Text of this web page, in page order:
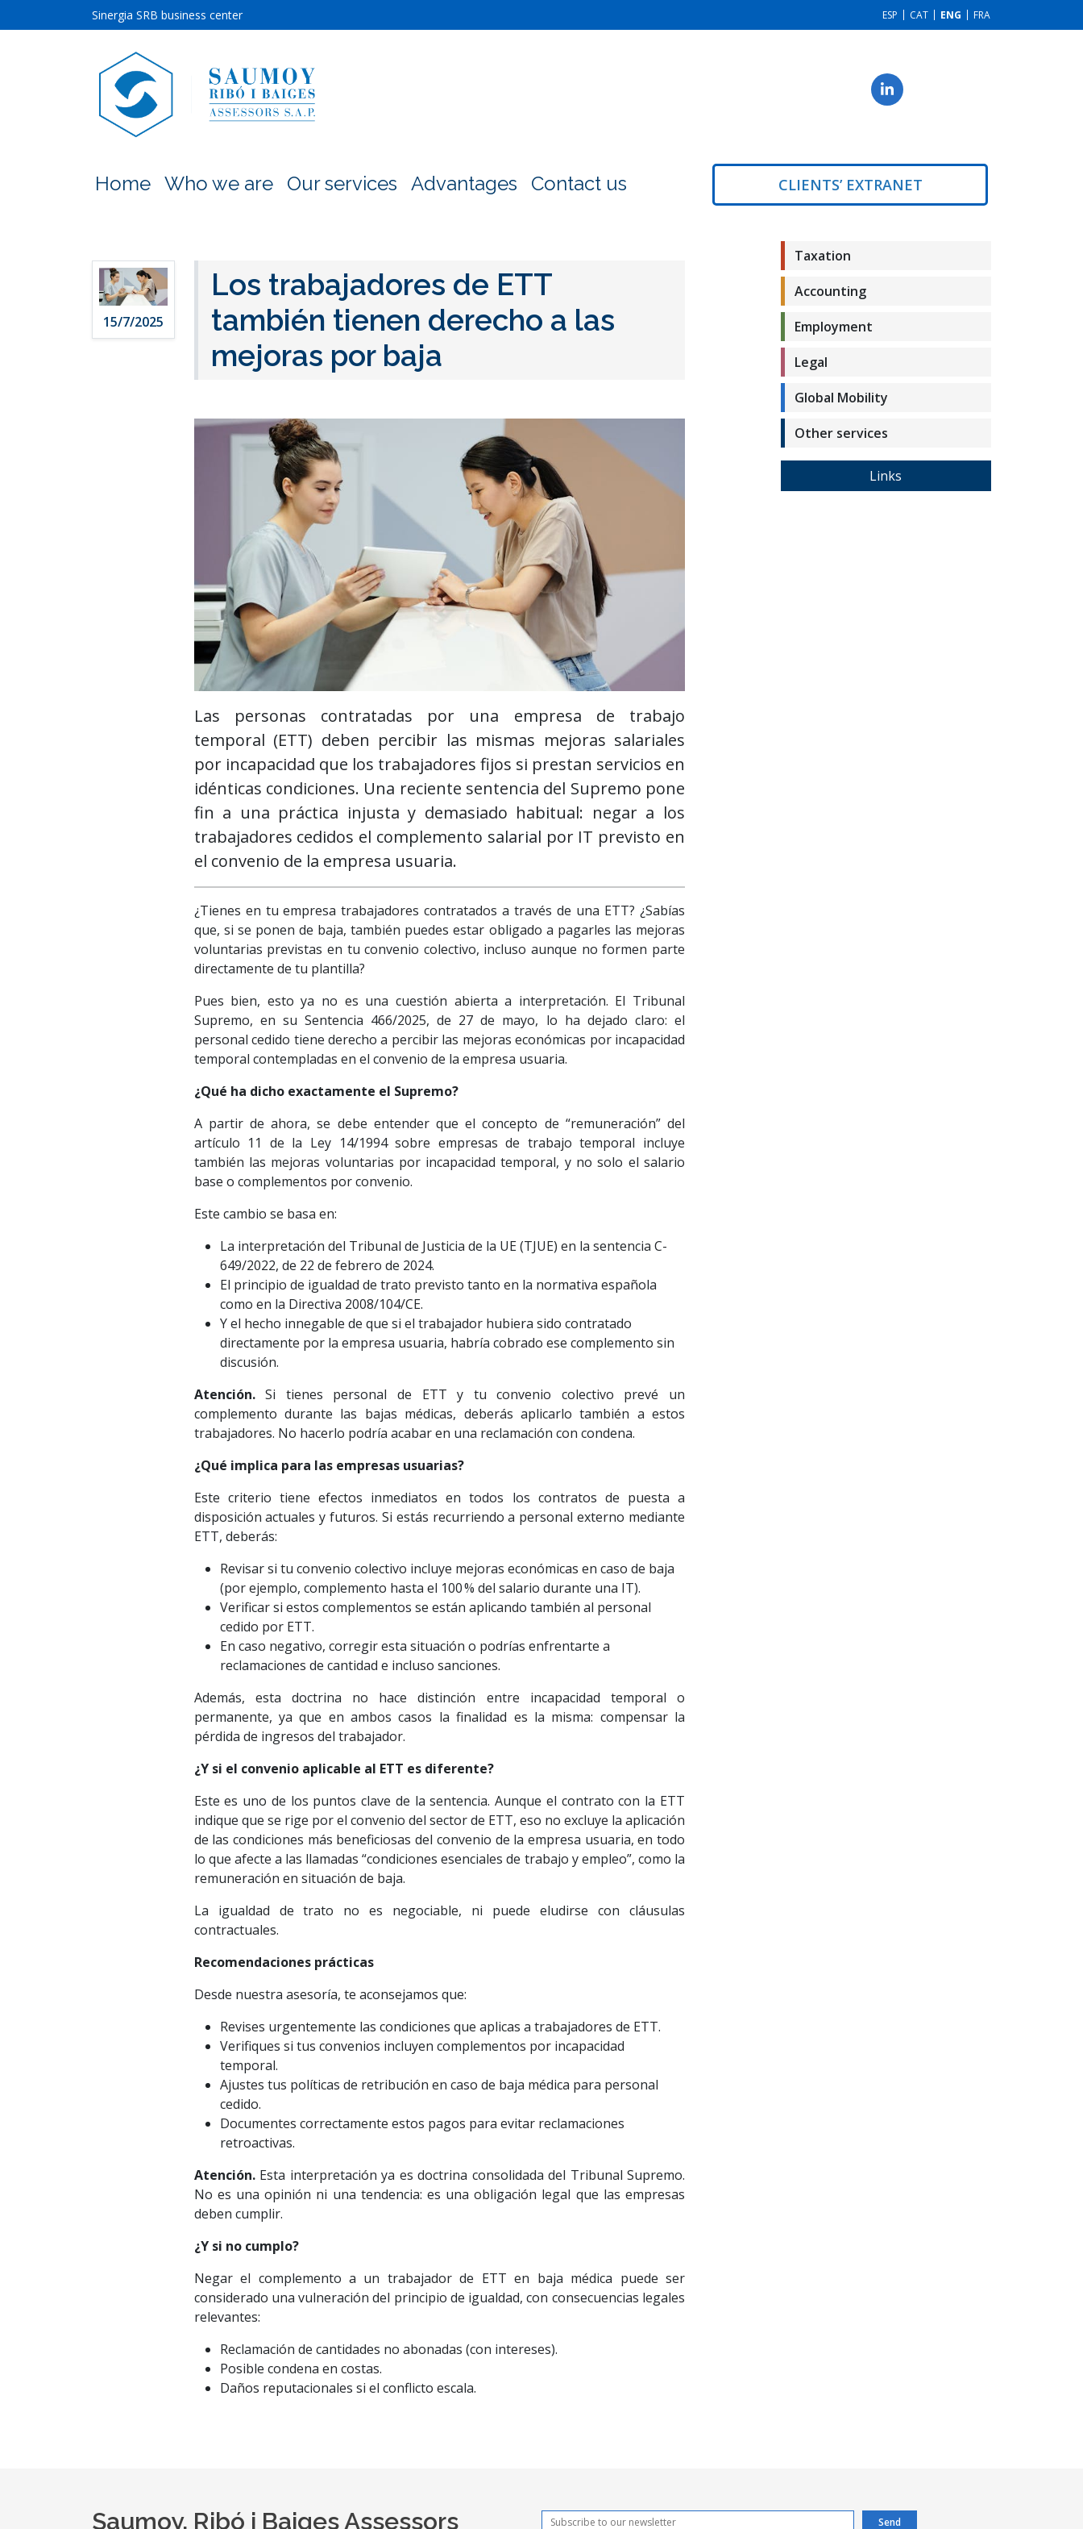
Sinergia SRB business center ESP CAT ENG FRA
Home Who we are Our services Advantages Contact us CLIENTS’ EXTRANET
15/7/2025
Los trabajadores de ETT
también tienen derecho a las
mejoras por baja
Las personas contratadas por una empresa de trabajo
temporal (ETT) deben percibir las mismas mejoras salariales
por incapacidad que los trabajadores fijos si prestan servicios en
idénticas condiciones. Una reciente sentencia del Supremo pone
fin a una práctica injusta y demasiado habitual: negar a los
trabajadores cedidos el complemento salarial por IT previsto en
el convenio de la empresa usuaria.
¿Tienes en tu empresa trabajadores contratados a través de una ETT? ¿Sabías
que, si se ponen de baja, también puedes estar obligado a pagarles las mejoras
voluntarias previstas en tu convenio colectivo, incluso aunque no formen parte
directamente de tu plantilla?
Pues bien, esto ya no es una cuestión abierta a interpretación. El Tribunal
Supremo, en su Sentencia 466/2025, de 27 de mayo, lo ha dejado claro: el
personal cedido tiene derecho a percibir las mejoras económicas por incapacidad
temporal contempladas en el convenio de la empresa usuaria.
¿Qué ha dicho exactamente el Supremo?
A partir de ahora, se debe entender que el concepto de “remuneración” del
artículo 11 de la Ley 14/1994 sobre empresas de trabajo temporal incluye
también las mejoras voluntarias por incapacidad temporal, y no solo el salario
base o complementos por convenio.
Este cambio se basa en:
La interpretación del Tribunal de Justicia de la UE (TJUE) en la sentencia C-
649/2022, de 22 de febrero de 2024.
El principio de igualdad de trato previsto tanto en la normativa española
como en la Directiva 2008/104/CE.
Y el hecho innegable de que si el trabajador hubiera sido contratado
directamente por la empresa usuaria, habría cobrado ese complemento sin
discusión.
Atención.Si tienes personal de ETT y tu convenio colectivo prevé un
complemento durante las bajas médicas, deberás aplicarlo también a estos
trabajadores. No hacerlo podría acabar en una reclamación con condena.
¿Qué implica para las empresas usuarias?
Este criterio tiene efectos inmediatos en todos los contratos de puesta a
disposición actuales y futuros. Si estás recurriendo a personal externo mediante
ETT, deberás:
Revisar si tu convenio colectivo incluye mejoras económicas en caso de baja
(por ejemplo, complemento hasta el 100 % del salario durante una IT).
Verificar si estos complementos se están aplicando también al personal
cedido por ETT.
En caso negativo, corregir esta situación o podrías enfrentarte a
reclamaciones de cantidad e incluso sanciones.
Además, esta doctrina no hace distinción entre incapacidad temporal o
permanente, ya que en ambos casos la finalidad es la misma: compensar la
pérdida de ingresos del trabajador.
¿Y si el convenio aplicable al ETT es diferente?
Este es uno de los puntos clave de la sentencia. Aunque el contrato con la ETT
indique que se rige por el convenio del sector de ETT, eso no excluye la aplicación
de las condiciones más beneficiosas del convenio de la empresa usuaria, en todo
lo que afecte a las llamadas “condiciones esenciales de trabajo y empleo”, como la
remuneración en situación de baja.
La igualdad de trato no es negociable, ni puede eludirse con cláusulas
contractuales.
Recomendaciones prácticas
Desde nuestra asesoría, te aconsejamos que:
Revises urgentemente las condiciones que aplicas a trabajadores de ETT.
Verifiques si tus convenios incluyen complementos por incapacidad
temporal.
Ajustes tus políticas de retribución en caso de baja médica para personal
cedido.
Documentes correctamente estos pagos para evitar reclamaciones
retroactivas.
Atención.Esta interpretación ya es doctrina consolidada del Tribunal Supremo.
No es una opinión ni una tendencia: es una obligación legal que las empresas
deben cumplir.
¿Y si no cumplo?
Negar el complemento a un trabajador de ETT en baja médica puede ser
considerado una vulneración del principio de igualdad, con consecuencias legales
relevantes:
Reclamación de cantidades no abonadas (con intereses).
Posible condena en costas.
Daños reputacionales si el conflicto escala.
Taxation
Accounting
Employment
Legal
Global Mobility
Other services
Links
Saumoy, Ribó i Baiges Assessors